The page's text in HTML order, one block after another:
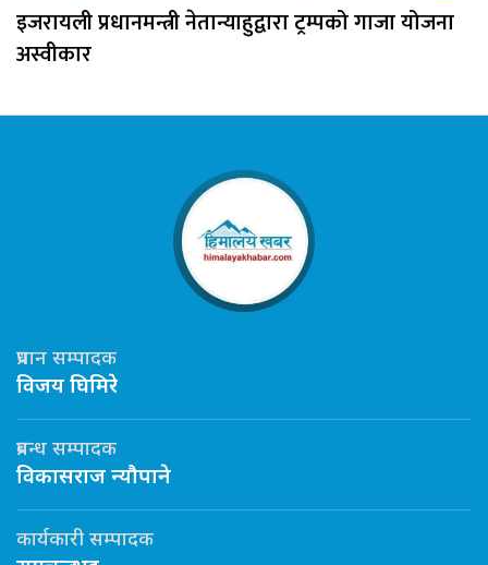
इजरायली प्रधानमन्त्री नेतान्याहुद्वारा ट्रम्पको गाजा योजना
अस्वीकार
प्रधान सम्पादक
विजय घिमिरे
प्रबन्ध सम्पादक
विकासराज न्यौपाने
कार्यकारी सम्पादक